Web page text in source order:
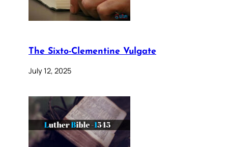
The Sixto-Clementine Vulgate
July 12, 2025